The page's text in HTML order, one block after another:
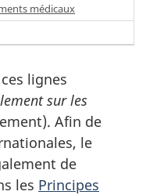
médicaux
lignes
sur les
Afin de
le
de
les Principes